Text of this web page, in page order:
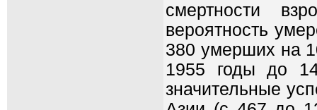
смертности
вероятность
380 умерших на
1955 годы до
значительные